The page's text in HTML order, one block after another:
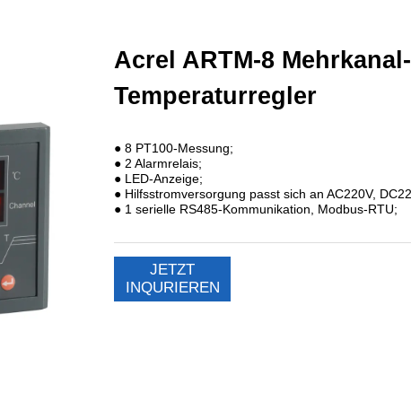
Acrel ARTM-8 Mehrkanal-
Temperaturregler
JETZT
INQURIEREN